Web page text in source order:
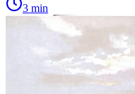
3 min